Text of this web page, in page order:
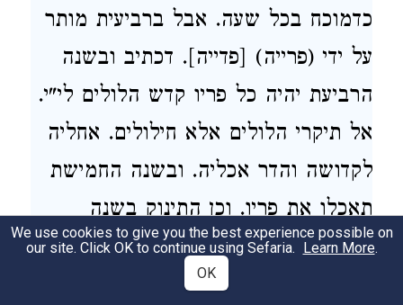
כדמוכח בכל שעה. אבל ברביעית מותר
על ידי (פרייה) [פדייה]. דכתיב ובשנה
הרביעת יהיה כל פריו קדש הלולים לי"י.
אל תיקרי הלולים אלא חילולים. אחליה
לקדושה והדר אכליה. ובשנה החמישת
תאכלו את פריו. וכן התינוק בשנה
שלישית יגמל. משעברו עליו שתי שנים.
שכן דרך לתינוק להניק כ"ד חדש.
We use cookies to give you the best experience possible on
our site. Click OK to continue using Sefaria. Learn More.
OK